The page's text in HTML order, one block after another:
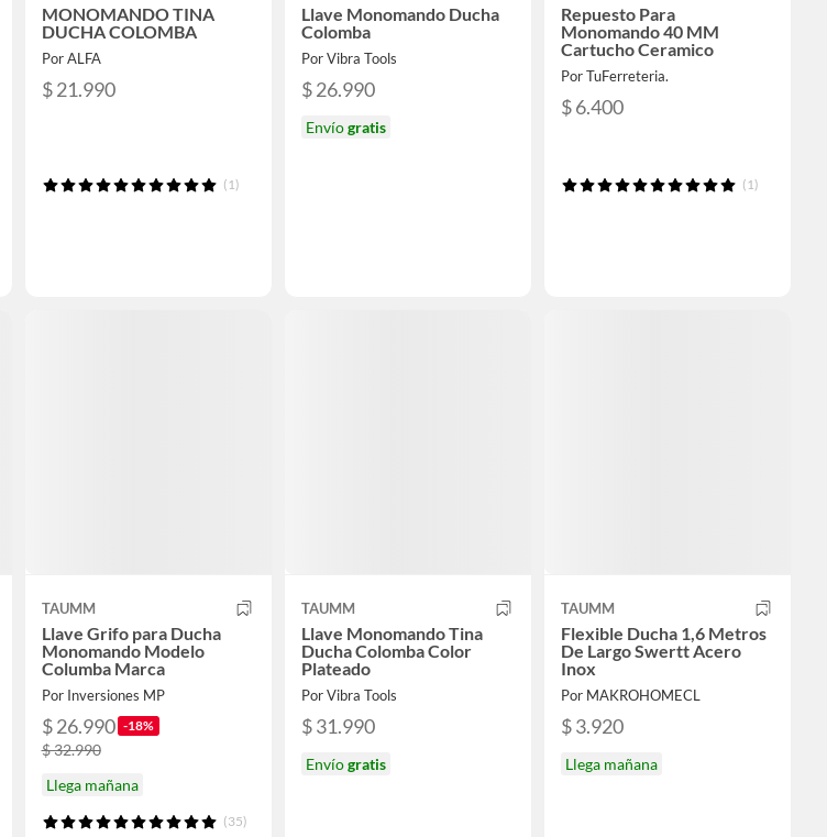
MONOMANDO TINA
DUCHA COLOMBA
Por ALFA
$ 21.990
(1)
Llave Monomando Ducha
Colomba
Por Vibra Tools
$ 26.990
Envíogratis
Repuesto Para
Monomando 40 MM
Cartucho Ceramico
Por TuFerreteria.
$ 6.400
(1)
TAUMM
Llave Grifo para Ducha
Monomando Modelo
Columba Marca
Por Inversiones MP
$ 26.990 -18%
$ 32.990
Llega mañana
(35)
TAUMM
Llave Monomando Tina
Ducha Colomba Color
Plateado
Por Vibra Tools
$ 31.990
Envíogratis
TAUMM
Flexible Ducha 1,6 Metros
De Largo Swertt Acero
Inox
Por MAKROHOMECL
$ 3.920
Llega mañana